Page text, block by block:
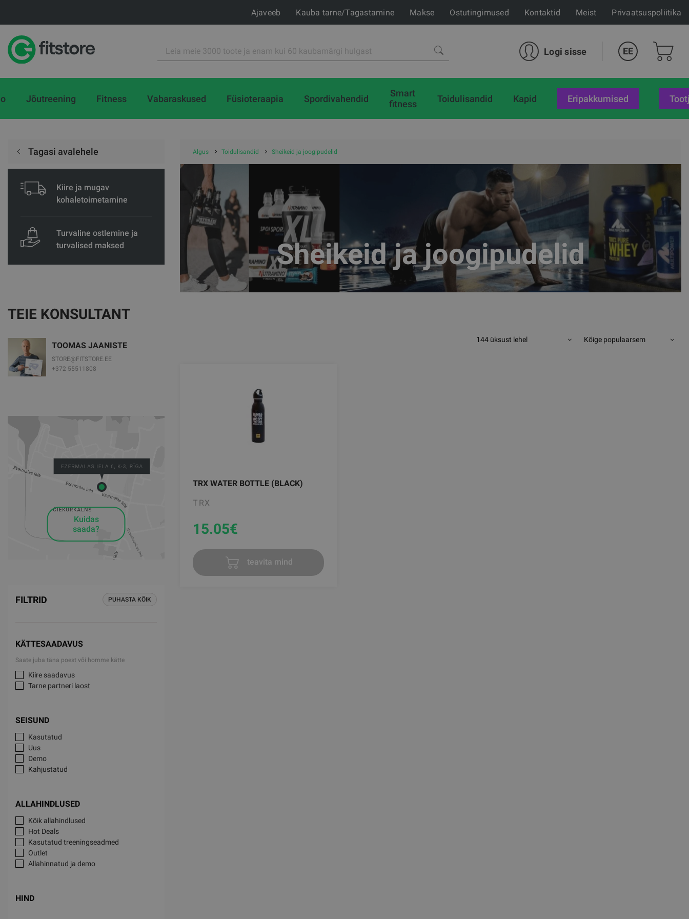
Ajaveeb Kauba tarne/Tagastamine Makse Ostutingimused Kontaktid Meist Privaatsuspoliitika
Logi sisse EE
Jõutreening Fitness Vabaraskused Füsioteraapia Spordivahendid
Smart
fitness
Toidulisandid Kapid eripakkumised
Tagasi avalehele
Kiire ja mugav
kohaletoimetamine
Turvaline ostlemine ja
turvalised maksed
TEIE KONSULTANT
TOOMAS JAANISTE
STORE@FITSTORE.EE
+372 55511808
Kuidas
saada?
FILTRID PUHASTA KÕIK
KÄTTESAADAVUS
Saate juba täna poest või homme kätte
Kiire saadavus
Tarne partneri laost
SEISUND
Kasutatud
Uus
Demo
Kahjustatud
ALLAHINDLUSED
Kõik allahindlused
Hot Deals
Kasutatud treeningseadmed
Outlet
Allahinnatud ja demo
HIND
Algus Toidulisandid Sheikeid ja joogipudelid
Sheikeid ja joogipudelid
144 üksust lehel Kõige populaarsem
TRX WATER BOTTLE (BLACK)
TRX
15.05€
teavita mind